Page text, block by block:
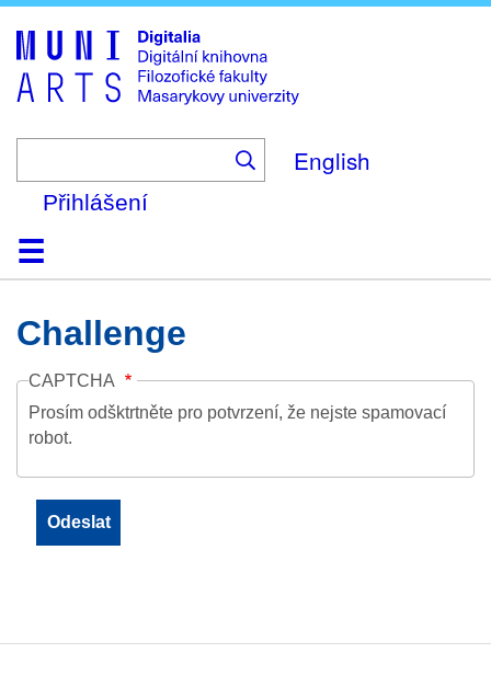
to
main
content
English
Přihlášení
DomůKolekce
Prohlížení
Vyhledávání
O platformě
Nápověda
KontaktDigitalia
Challenge
CAPTCHA
Prosím odšktrtněte pro potvrzení, že nejste spamovací
robot.